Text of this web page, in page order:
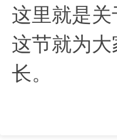
这里就是
这节就为
长。